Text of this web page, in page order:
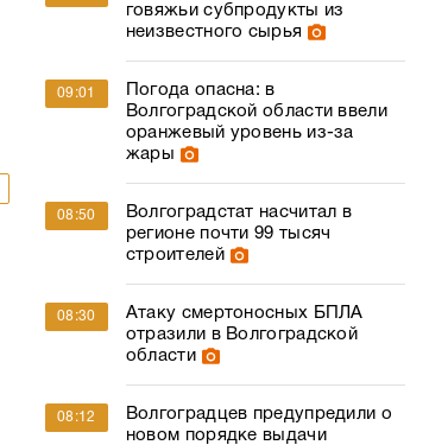
говяжьи субпродукты из
неизвестного сырья
09:01
Погода опасна: в
Волгоградской области ввели
оранжевый уровень из-за
жары
08:50
Волгоградстат насчитал в
регионе почти 99 тысяч
строителей
08:30
Атаку смертоносных БПЛА
отразили в Волгоградской
области
08:12
Волгоградцев предупредили о
новом порядке выдачи